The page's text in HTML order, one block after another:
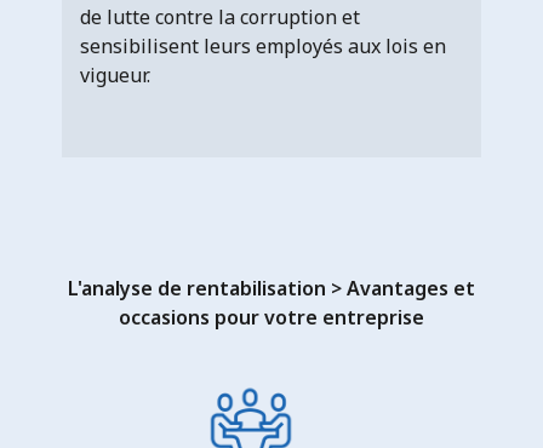
de lutte contre la corruption et
sensibilisent leurs employés aux lois en
vigueur.
L'analyse de rentabilisation > Avantages et
occasions pour votre entreprise